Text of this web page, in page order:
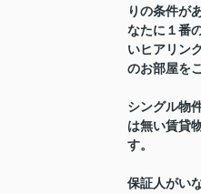
りの条件が
なたに１番
いヒアリン
のお部屋を
シングル物
は無い賃貸
す。
保証人がい